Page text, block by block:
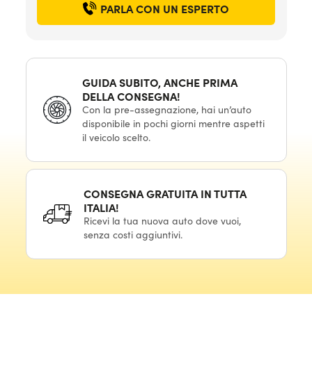
PARLA CON UN ESPERTO
GUIDA SUBITO, ANCHE PRIMA
DELLA CONSEGNA!
Con la pre-assegnazione, hai un’auto
disponibile in pochi giorni mentre aspetti
il veicolo scelto.
CONSEGNA GRATUITA IN TUTTA
ITALIA!
Ricevi la tua nuova auto dove vuoi,
senza costi aggiuntivi.